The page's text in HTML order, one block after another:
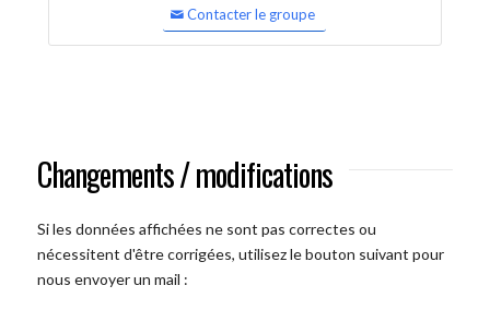
Contacter le groupe
Changements / modifications
Si les données affichées ne sont pas correctes ou
nécessitent d'être corrigées, utilisez le bouton suivant pour
nous envoyer un mail :